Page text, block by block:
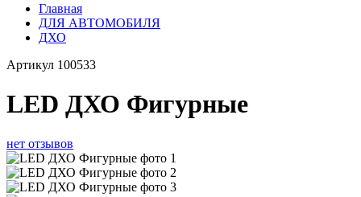
Главная
ДЛЯ АВТОМОБИЛЯ
ДХО
Артикул 100533
LED ДХО Фигурные
нет отзывов